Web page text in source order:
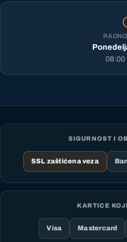
08:00
SIGURNOST I
SSL zaštićena veza
KARTICE
Visa Mastercard